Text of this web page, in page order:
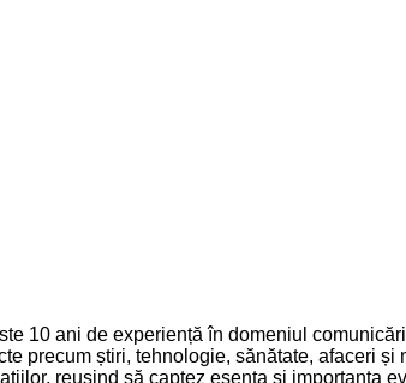
10 ani de experiență în domeniul
precum știri, tehnologie, sănătate, afaceri
reușind să captez esența și importanța